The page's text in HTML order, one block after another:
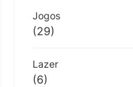
Jogos
(29)
Lazer
(6)